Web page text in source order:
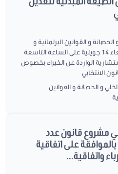
و القوانين البرلمانية و
القوانين الانتخابية يوم الإربعاء 14 جويلية على الساعة التاسعة
الواردة عن الخبراء بخصوص
الانتخابي
و الحصانة و القوانين
مشروع قانون عدد
بالموافقة على اتفاقية
واتفاقية...